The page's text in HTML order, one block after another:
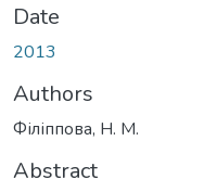
Date
2013
Authors
Філіппова, Н. М.
Abstract